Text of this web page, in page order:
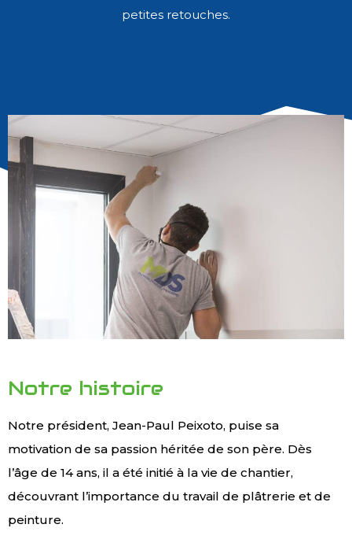
petites retouches.
Notre histoire
Notre président, Jean-Paul Peixoto, puise sa
motivation de sa passion héritée de son père. Dès
l’âge de 14 ans, il a été initié à la vie de chantier,
découvrant l’importance du travail de plâtrerie et de
peinture.